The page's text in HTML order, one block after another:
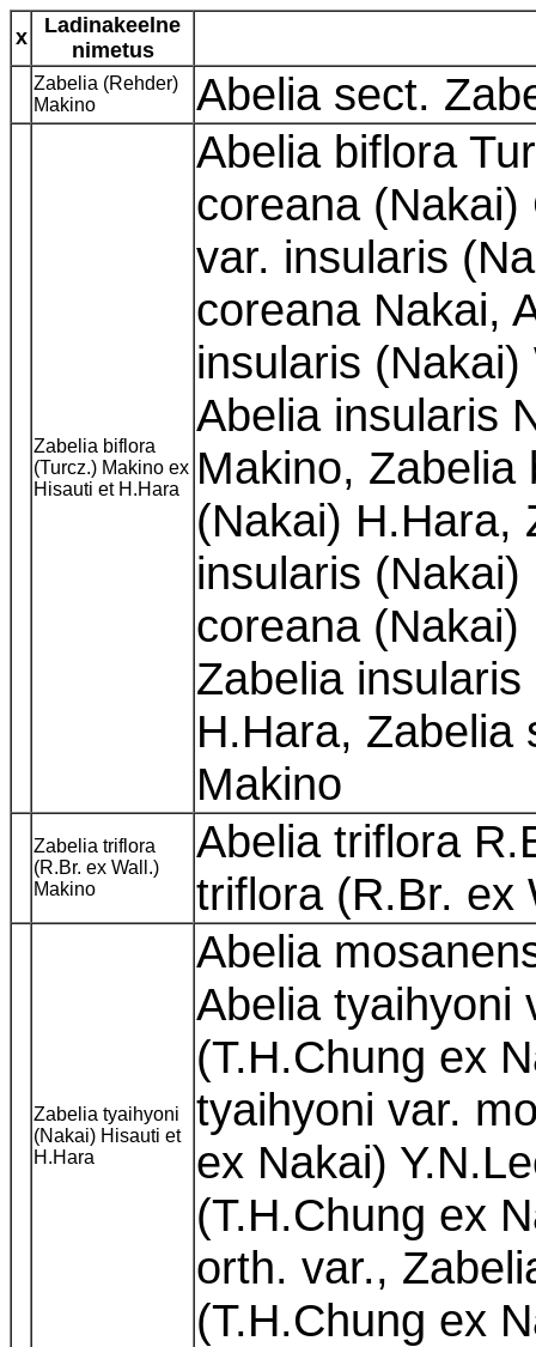
x
Ladinakeelne
nimetus
Zabelia (Rehder)
Makino
Abelia sect.
Zabelia biflora
(Turcz.) Makino ex
Hisauti et H.Hara
Abelia biflora
coreana (Nakai)
var. insularis
coreana Nakai,
insularis
Abelia insularis
Makino, Zabelia
(Nakai) H.Hara,
insularis
coreana
Zabelia
H.Hara, Zabelia
Makino
Zabelia triflora
(R.Br. ex Wall.)
Makino
Abelia triflora
triflora (R.Br. ex
Zabelia tyaihyoni
(Nakai) Hisauti et
H.Hara
Abelia
Abelia tyaihyoni
(T.H.Chung ex
tyaihyoni var.
ex Nakai)
(T.H.Chung ex
orth. var.,
(T.H.Chung ex